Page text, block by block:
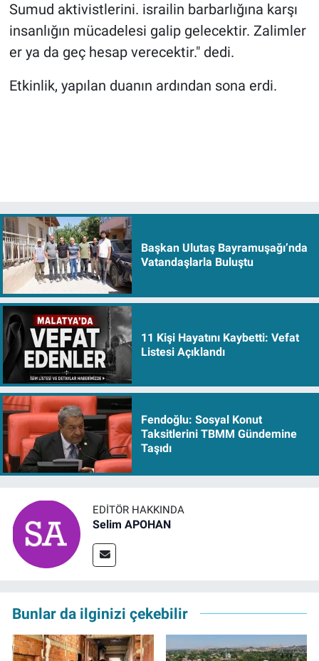
Sumud aktivistlerini. israilin barbarlığına karşı
insanlığın mücadelesi galip gelecektir. Zalimler
er ya da geç hesap verecektir." dedi.
Etkinlik, yapılan duanın ardından sona erdi.
Başkan Ulutaş Bayramuşağı’nda
Vatandaşlarla Buluştu
11 Kişi Hayatını Kaybetti: Vefat
Listesi Açıklandı
Fendoğlu: Sosyal Konut
Taksitlerini TBMM Gündemine
Taşıdı
EDITÖR HAKKINDA
Selim APOHAN
Bunlar da ilginizi çekebilir